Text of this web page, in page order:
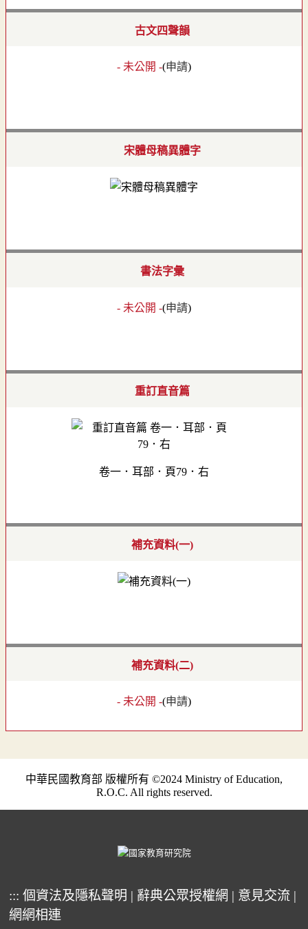
古文四聲韻
- 未公開 -(申請)
宋體母稿異體字
書法字彙
- 未公開 -(申請)
重訂直音篇
卷一．耳部．頁79．右
補充資料(一)
補充資料(二)
- 未公開 -(申請)
中華民國教育部 版權所有 ©2024 Ministry of Education,
R.O.C. All rights reserved.
::: 個資法及隱私聲明 | 辭典公眾授權網 | 意見交流 |
網網相連